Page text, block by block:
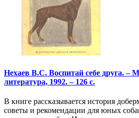
Нехаев В.С. Воспитай себе друга. –
литература, 1992. – 126 с.
В книге рассказывается история
советы и рекомендации для юных